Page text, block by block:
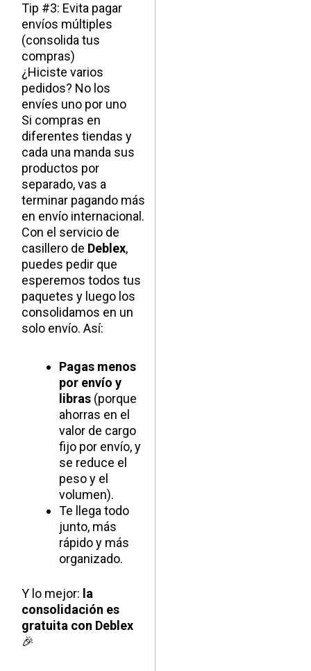
Tip #3: Evita pagar
envíos múltiples
(consolida tus
compras)
¿Hiciste varios
pedidos? No los
envíes uno por uno
Si compras en
diferentes tiendas y
cada una manda sus
productos por
separado, vas a
terminar pagando más
en envío internacional.
Con el servicio de
casillero de Deblex,
puedes pedir que
esperemos todos tus
paquetes y luego los
consolidamos en un
solo envío. Así:
Pagas menos
por envío y
libras (porque
ahorras en el
valor de cargo
fijo por envío, y
se reduce el
peso y el
volumen).
Te llega todo
junto, más
rápido y más
organizado.
Y lo mejor: la
consolidación es
gratuita con Deblex
🎉